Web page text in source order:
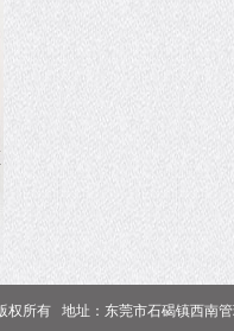
权所有 地址：东莞市石碣镇西南